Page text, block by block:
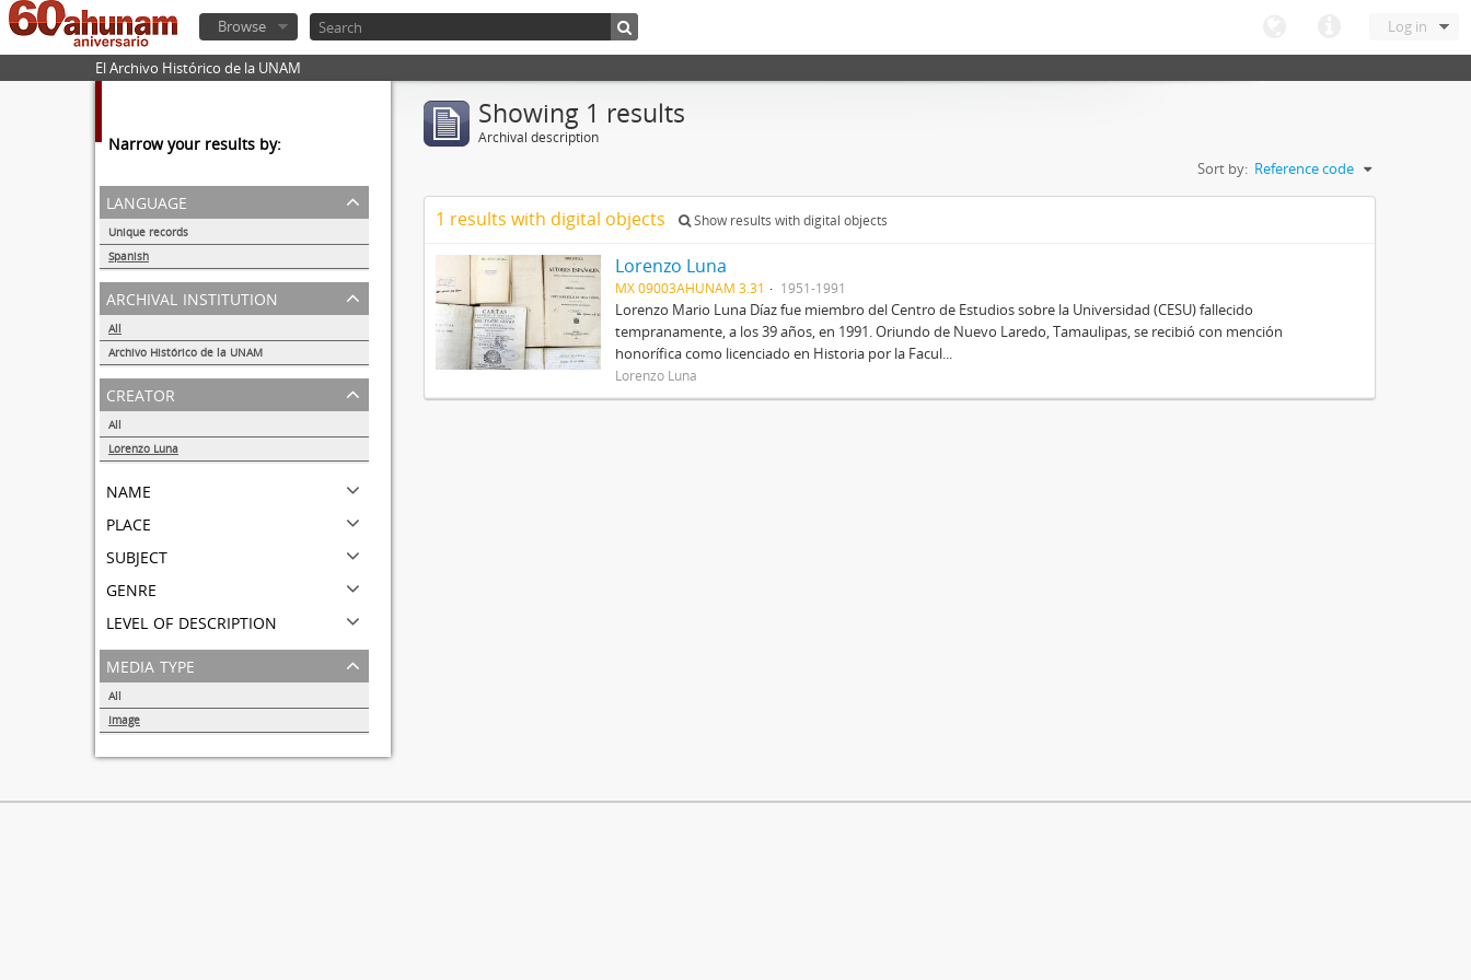
Log in
Browse
El Archivo Histórico de la UNAM
Narrow your results by:
language
Unique records
Spanish
1
archival institution
All
Archivo Histórico de la UNAM
1
creator
All
Lorenzo Luna
name
place
subject
genre
level of description
media type
All
Image
Showing 1 results
Archival description
Sort by: Reference code
1 results with digital objects Show results with digital objects
Lorenzo Luna
MX 09003AHUNAM 3.31 1951-1991
Lorenzo Mario Luna Díaz fue miembro del Centro de Estudios sobre la Universidad (CESU) fallecido
tempranamente, a los 39 años, en 1991. Oriundo de Nuevo Laredo, Tamaulipas, se recibió con mención
honorífica como licenciado en Historia por la Facul...
Lorenzo Luna